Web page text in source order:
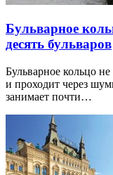
Бульварное
десять бульваров
Бульварное кольцо
и проходит через
занимает почти…